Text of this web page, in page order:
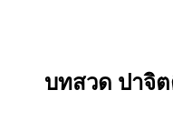
บทสวด ปาจิ